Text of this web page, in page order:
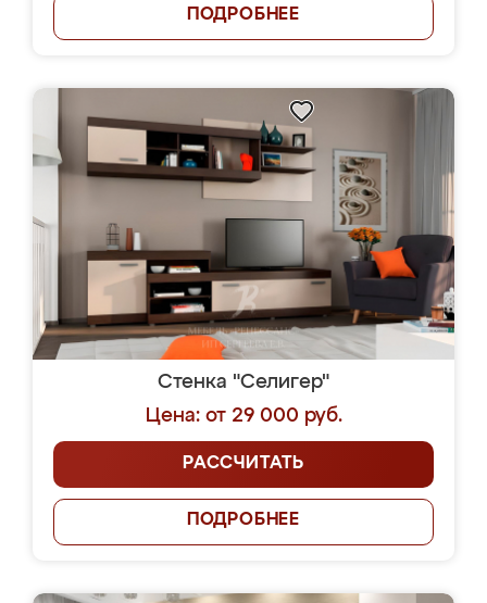
ПОДРОБНЕЕ
Стенка "Селигер"
Цена: от 29 000 руб.
РАССЧИТАТЬ
ПОДРОБНЕЕ